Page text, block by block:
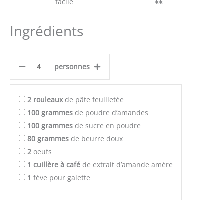
Ingrédients
personnes
2 rouleauxde pâte feuilletée
100 grammes de poudre d’amandes
100 grammes de sucre en poudre
80 grammes de beurre doux
2 oeufs
1 cuillère à café de extrait d’amande amère
1 fève pour galette